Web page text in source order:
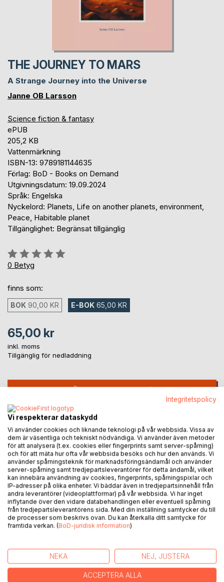
THE JOURNEY TO MARS
A Strange Journey into the Universe
Janne OB Larsson
Science fiction & fantasy
ePUB
205,2 KB
Vattenmärkning
ISBN-13: 9789181144635
Förlag: BoD - Books on Demand
Utgivningsdatum: 19.09.2024
Språk: Engelska
Nyckelord: Planets, Life on another planets, environment,
Peace, Habitable planet
Tillgänglighet: Begränsat tillgänglig
Betyg::
0%
0 Betyg
finns som:
BOK 90,00 KR E-BOK 65,00 KR
65,00 kr
inkl. moms
Tillgänglig för nedladdning
LÄGG I KUNDVAGNEN
Lägg till i kom-ihåglista
Recensera titel
BESKRIVNING
No one knows who he is or where he comes from.
One day, he received a gift that could change everything on
Integritetspolicy
Vi respekterar dataskydd
Vi använder cookies och liknande teknologi på vår webbsida. Vissa av
dem är väsentliga och tekniskt nödvändiga. Vi använder även metoder
för att analysera (t.ex. cookies eller fingerprints samt server-spårning)
och för att mäta hur ofta vår webbsida besöks och hur den används. Vi
använder spårningsteknik för marknadsföringsändamål och använder
server-spårning samt tredjepartsleverantörer för detta ändamål, vilket
kan innebära användning av cookies, fingerprints, spårningspixlar och
IP-adresser på olika enheter. Vi bäddar även in tredjepartsinnehåll från
andra leverantörer (videoplattformar) på vår webbsida. Vi har inget
inflytande över den vidare databehandlingen eller eventuell spårning
från tredjepartsleverantörens sida. Med din inställning samtycker du till
de processer som beskrivs ovan. Du kan återkalla ditt samtycke för
framtida verkan. (BoD-juridisk information)
NEKA NEJ, JUSTERA
ACCEPTERA ALLA